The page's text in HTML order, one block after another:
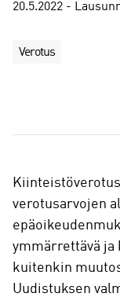
20.5.2022 -
Verotus
a
verotusarvojen
ymmärrettävä ja
kuitenkin
Uudistuksen